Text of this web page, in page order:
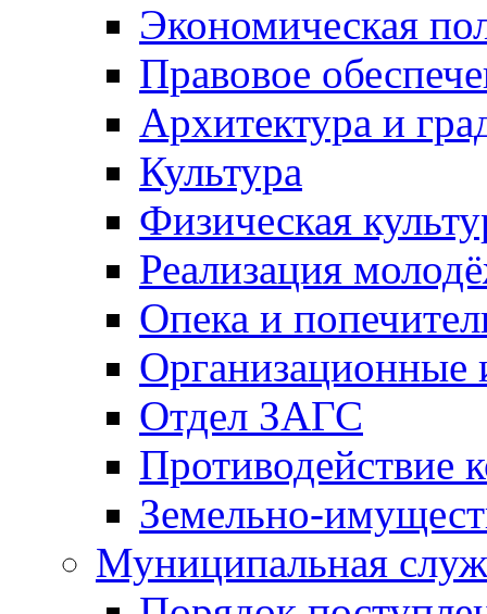
Экономическая
Правовое
Архитектура и
Культура
Физическая
Реализация
Опека и
Отдел ЗАГС
Противодействие
Земельно-
Муниципальная